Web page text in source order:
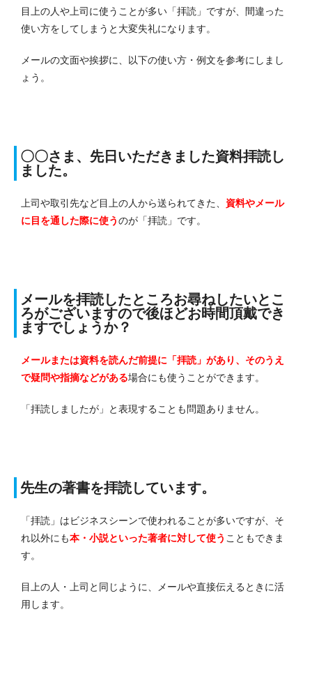
目上の人や上司に使うことが多い「拝読」ですが、間違った
使い方をしてしまうと大変失礼になります。
メールの文面や挨拶に、以下の使い方・例文を参考にしまし
ょう。
〇〇さま、先日いただきました資料拝読し
ました。
上司や取引先など目上の人から送られてきた、 資料やメール
に目を通した際に使うのが「拝読」です。
メールを拝読したところお尋ねしたいとこ
ろがございますので後ほどお時間頂戴でき
ますでしょうか？
メールまたは資料を読んだ前提に「拝読」があり、 そのうえ
で疑問や指摘などがある場合にも使うことができます。
「拝読しましたが」と表現することも問題ありません。
先生の著書を拝読しています。
「拝読」はビジネスシーンで使われることが多いですが、そ
れ以外にも本・小説といった著者に対して使う こともできま
す。
目上の人・上司と同じように、メールや直接伝えるときに活
用します。